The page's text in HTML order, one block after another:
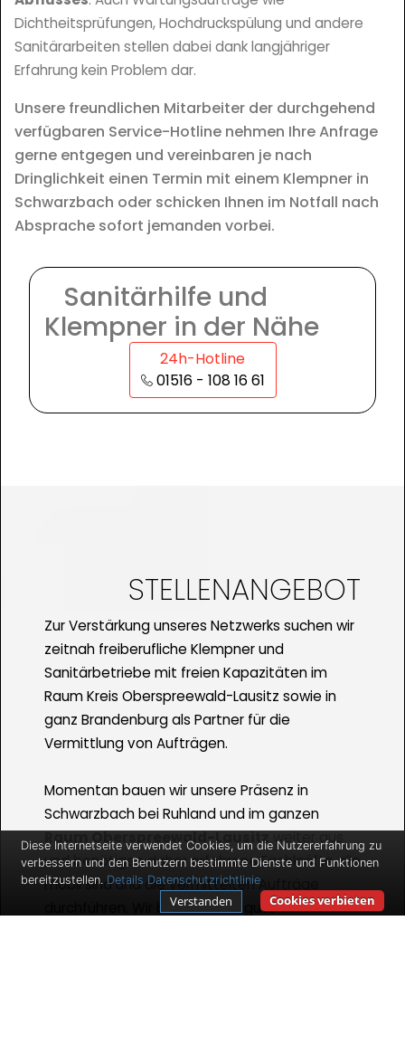
Dichtheitsprüfungen, Hochdruckspülung und andere
Sanitärarbeiten stellen dabei dank langjähriger
Erfahrung kein Problem dar.
Unsere freundlichen Mitarbeiter der durchgehend
verfügbaren Service-Hotline nehmen Ihre Anfrage
gerne entgegen und vereinbaren je nach
Dringlichkeit einen Termin mit einem Klempner in
Schwarzbach oder schicken Ihnen im Notfall nach
Absprache sofort jemanden vorbei.
Sanitärhilfe und
Klempner in der Nähe
24h-Hotline
01516 - 108 16 61
STELLENANGEBOT
Zur Verstärkung unseres Netzwerks suchen wir
zeitnah freiberufliche Klempner und
Sanitärbetriebe mit freien Kapazitäten im
Raum Kreis Oberspreewald-Lausitz sowie in
ganz Brandenburg als Partner für die
Vermittlung von Aufträgen.
Momentan bauen wir unsere Präsenz in
Schwarzbach bei Ruhland und im ganzen
Raum Oberspreewald-Lausitz
weiter aus
und benötigen daher erfahrene Fachkräfte, die
mobil sind und die vermittelten Aufträge
durchführen. Wir bieten Ihnen gute
Diese Internetseite verwendet Cookies, um die Nutzererfahrung zu
verbessern und den Benutzern bestimmte Dienste und Funktionen
bereitzustellen. Details Datenschutzrichtlinie
Cookies verbieten
Verstanden